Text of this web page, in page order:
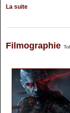
La suite
Filmographie